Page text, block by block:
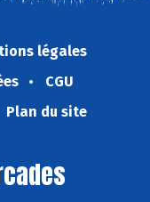
légales
CGU
Plan du site